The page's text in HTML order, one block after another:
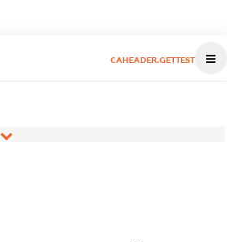
CAHEADER.GETTEST